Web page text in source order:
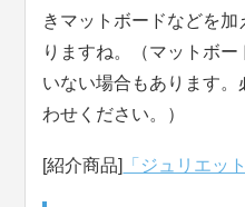
きマットボードなどを
りますね。（マットボ
いない場合もあります
わせください。）
[紹介商品] 「ジュリエッ